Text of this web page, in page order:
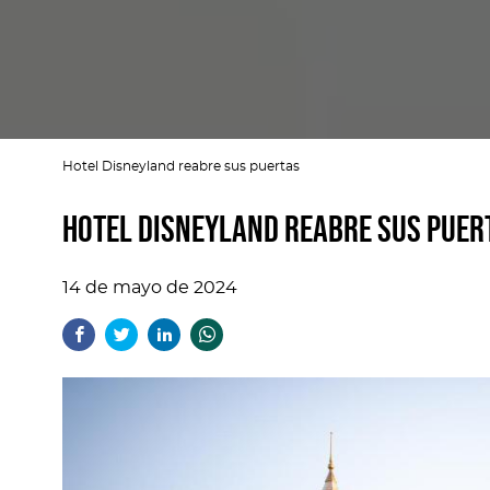
Hotel Disneyland reabre sus puertas
Hotel Disneyland reabre sus
14 de mayo de 2024